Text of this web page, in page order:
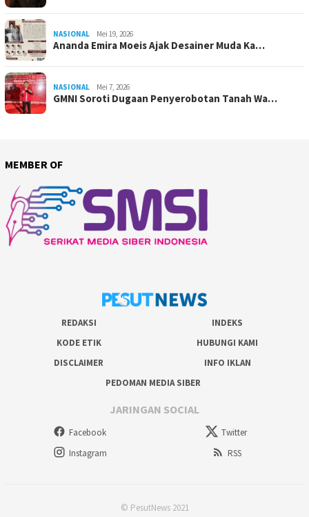
NASIONAL Mei 19, 2026
Ananda Emira Moeis Ajak Desainer Muda Ka…
NASIONAL Mei 7, 2026
GMNI Soroti Dugaan Penyerobotan Tanah Wa…
MEMBER OF
REDAKSI
INDEKS
KODE ETIK
HUBUNGI KAMI
DISCLAIMER
INFO IKLAN
PEDOMAN MEDIA SIBER
JARINGAN SOCIAL
Facebook
Twitter
Instagram
RSS
© PesutNews 2021